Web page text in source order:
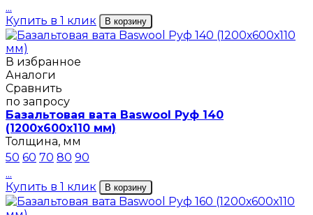
...
Купить в 1 клик
В корзину
В избранное
Аналоги
Сравнить
по запросу
Базальтовая вата Baswool Руф 140
(1200х600х110 мм)
Толщина, мм
50 60 70 80 90
...
Купить в 1 клик
В корзину